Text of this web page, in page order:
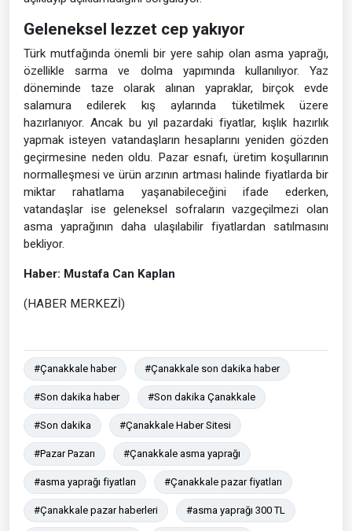
Geleneksel lezzet cep yakıyor
Türk mutfağında önemli bir yere sahip olan asma yaprağı,
özellikle sarma ve dolma yapımında kullanılıyor. Yaz
döneminde taze olarak alınan yapraklar, birçok evde
salamura edilerek kış aylarında tüketilmek üzere
hazırlanıyor. Ancak bu yıl pazardaki fiyatlar, kışlık hazırlık
yapmak isteyen vatandaşların hesaplarını yeniden gözden
geçirmesine neden oldu. Pazar esnafı, üretim koşullarının
normalleşmesi ve ürün arzının artması halinde fiyatlarda bir
miktar rahatlama yaşanabileceğini ifade ederken,
vatandaşlar ise geleneksel sofraların vazgeçilmezi olan
asma yaprağının daha ulaşılabilir fiyatlardan satılmasını
bekliyor.
Haber: Mustafa Can Kaplan
(HABER MERKEZİ)
#Çanakkale haber #Çanakkale son dakika haber
#Son dakika haber #Son dakika Çanakkale
#Son dakika #Çanakkale Haber Sitesi
#Pazar Pazarı #Çanakkale asma yaprağı
#asma yaprağı fiyatları #Çanakkale pazar fiyatları
#Çanakkale pazar haberleri #asma yaprağı 300 TL